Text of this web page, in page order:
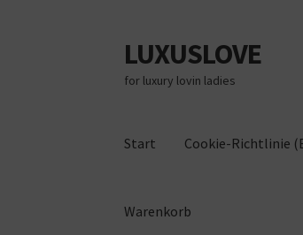
Zur
Navigation
springen
Zum
Inhalt
springen
LUXUSLOVE
for luxury lovin ladies
Start Cookie-Richtlinie
Warenkorb